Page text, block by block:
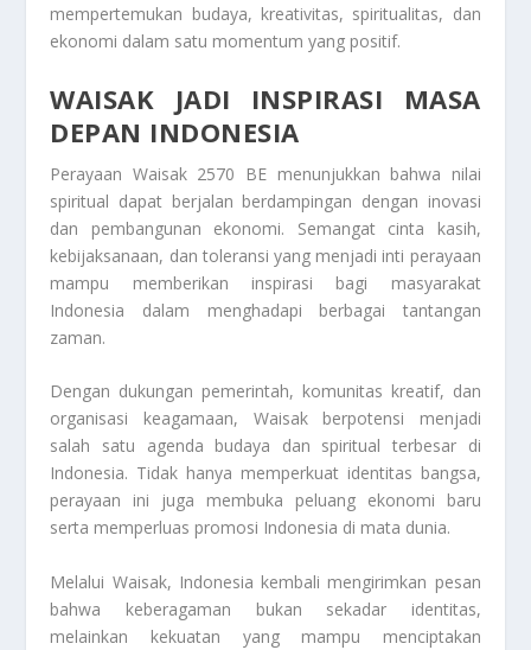
mempertemukan budaya, kreativitas, spiritualitas, dan
ekonomi dalam satu momentum yang positif.
WAISAK JADI INSPIRASI MASA
DEPAN INDONESIA
Perayaan Waisak 2570 BE menunjukkan bahwa nilai
spiritual dapat berjalan berdampingan dengan inovasi
dan pembangunan ekonomi. Semangat cinta kasih,
kebijaksanaan, dan toleransi yang menjadi inti perayaan
mampu memberikan inspirasi bagi masyarakat
Indonesia dalam menghadapi berbagai tantangan
zaman.
Dengan dukungan pemerintah, komunitas kreatif, dan
organisasi keagamaan, Waisak berpotensi menjadi
salah satu agenda budaya dan spiritual terbesar di
Indonesia. Tidak hanya memperkuat identitas bangsa,
perayaan ini juga membuka peluang ekonomi baru
serta memperluas promosi Indonesia di mata dunia.
Melalui Waisak, Indonesia kembali mengirimkan pesan
bahwa keberagaman bukan sekadar identitas,
melainkan kekuatan yang mampu menciptakan